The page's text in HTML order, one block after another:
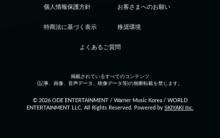
個人情報保護方針 お客さまへのお願い
特商法に基づく表示 推奨環境
よくあるご質問
掲載されているすべてのコンテンツ
(記事、画像、音声データ、映像データ等)の無断転載を禁じます。
© 2026 ODE ENTERTAINMENT / Warner Music Korea / WORLD
ENTERTAINMENT LLC. All Rights Reserved. Powered by SKIYAKI Inc.